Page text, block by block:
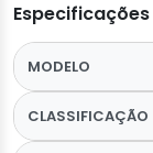
Especificações
MODELO
CLASSIFICAÇÃO